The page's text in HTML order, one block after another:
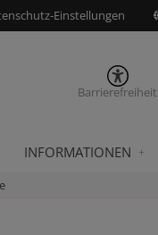
Einstellungen
Barrierefreiheit
INFORMATIONEN